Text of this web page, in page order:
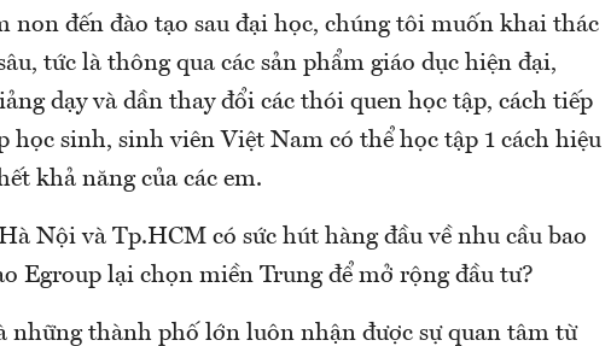
non đến đào tạo sau đại học, chúng tôi muốn khai thác
tức là thông qua các sản phẩm giáo dục hiện đại,
dạy và dần thay đổi các thói quen học tập, cách tiếp
học sinh, sinh viên Việt Nam có thể học tập 1 cách hiệu
khả năng của các em.
Nội và Tp.HCM có sức hút hàng đầu về nhu cầu bao
Egroup lại chọn miền Trung để mở rộng đầu tư?
những thành phố lớn luôn nhận được sự quan tâm từ